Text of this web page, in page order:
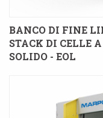
BANCO DI FINE
STACK DI CELLE
SOLIDO - EOL